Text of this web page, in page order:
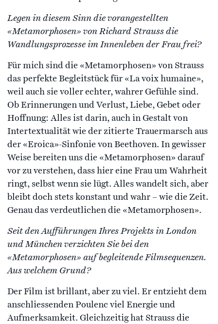
Legen in diesem Sinn die vorangestellten
«Metamorphosen» von Richard Strauss die
Wandlungsprozesse im Innenleben der Frau frei?
Für mich sind die «Metamorphosen» von Strauss
das perfekte Begleitstück für «La voix humaine»,
weil auch sie voller echter, wahrer Gefühle sind.
Ob Erinnerungen und Verlust, Liebe, Gebet oder
Hoffnung: Alles ist darin, auch in Gestalt von
Intertextualität wie der zitierte Trauermarsch aus
der «Eroica»-Sinfonie von Beethoven. In gewisser
Weise bereiten uns die «Metamorphosen» darauf
vor zu verstehen, dass hier eine Frau um Wahrheit
ringt, selbst wenn sie lügt. Alles wandelt sich, aber
bleibt doch stets konstant und wahr – wie die Zeit.
Genau das verdeutlichen die «Metamorphosen».
Seit den Aufführungen Ihres Projekts in London
und München verzichten Sie bei den
«Metamorphosen» auf begleitende Filmsequenzen.
Aus welchem Grund?
Der Film ist brillant, aber zu viel. Er entzieht dem
anschliessenden Poulenc viel Energie und
Aufmerksamkeit. Gleichzeitig hat Strauss die